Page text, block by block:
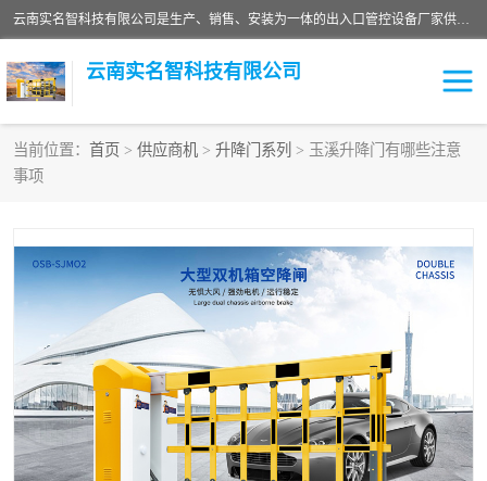
云南实名智科技有限公司是生产、销售、安装为一体的出入口管控设备厂家供应商。主营:电动伸缩门、道闸、广告道闸、重型空降闸、车牌识别、门禁通道、升降柱、岗亭、旗杆等智能设备。主营产品: 电动伸缩门,道闸门禁,车牌识别 生产、销售、安装为一体的出入口管控设备厂家源头供应商。
云南实名智科技有限公司
当前位置： 首页 > 供应商机 > 升降门系列 > 玉溪升降门有哪些注意
事项
车牌识别门系列
广告道闸系列 普通道闸系列
升降门系列 通道闸系列
小门系列